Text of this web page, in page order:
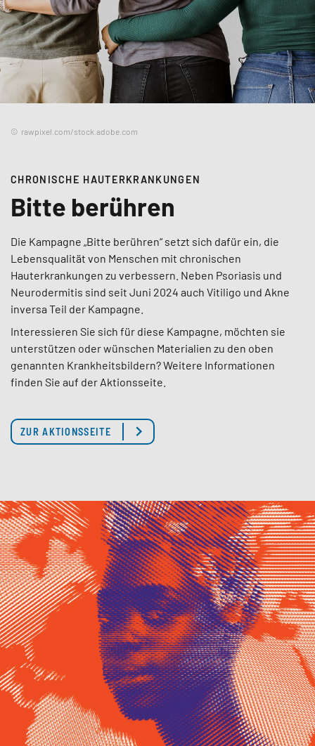
rawpixel.com/stock.adobe.com
CHRONISCHE HAUTERKRANKUNGEN
Bitte berühren
Die Kampagne „Bitte berühren“ setzt sich dafür ein, die
Lebensqualität von Menschen mit chronischen
Hauterkrankungen zu verbessern. Neben Psoriasis und
Neurodermitis sind seit Juni 2024 auch Vitiligo und Akne
inversa Teil der Kampagne.
Interessieren Sie sich für diese Kampagne, möchten sie
unterstützen oder wünschen Materialien zu den oben
genannten Krankheitsbildern? Weitere Informationen
finden Sie auf der Aktionsseite.
ZUR AKTIONSSEITE